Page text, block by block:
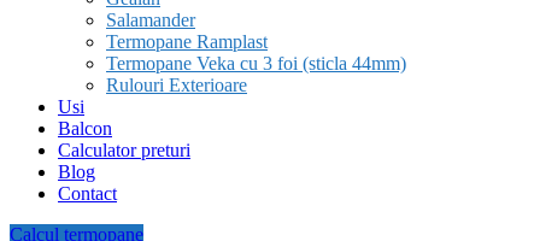
Salamander
Termopane Ramplast
Termopane Veka cu 3 foi (sticla 44mm)
Rulouri Exterioare
Usi
Balcon
Calculator preturi
Blog
Contact
Calcul termopane